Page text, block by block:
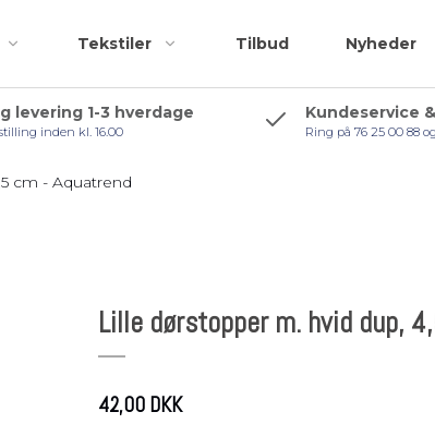
Accessories
Bruseskraber
Toiletbørster
Toiletrulleholder
Tilbehørspakker
Tekstiler Tilbud Nyheder
levering 1-3 hverdage
inden kl. 16.00
Kundeservice
Ring på 76 25 00 88
cm - Aquatrend
Lille dørstopper m. hvid dup,
42,00 DKK